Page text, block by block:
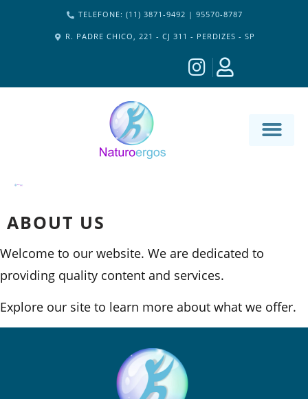
TELEFONE: (11) 3871-9492 | 95570-8787
R. PADRE CHICO, 221 - CJ 311 - PERDIZES - SP
ABOUT US
Welcome to our website. We are dedicated to
providing quality content and services.
Explore our site to learn more about what we offer.